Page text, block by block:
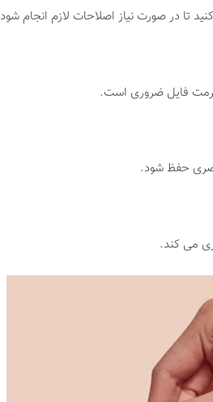
تا در صورت نیاز اصلاحات لازم انجام شود
فرمت فایل ضروری است.​
بصری حفظ شود.
می کند.​